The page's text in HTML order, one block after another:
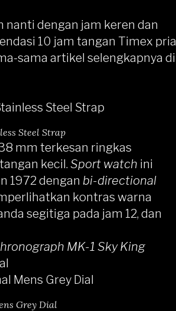
nanti dengan jam keren dan
10 jam tangan Timex pria
sama artikel selengkapnya di
Steel Strap
mm terkesan ringkas
kecil. Sport watch ini
1972 dengan bi-directional
kontras warna
segitiga pada jam 12, dan
MK-1 Sky King
Grey Dial